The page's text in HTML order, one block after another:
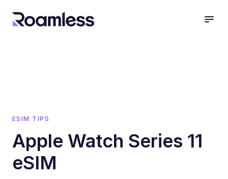
ESIM TIPS
Apple Watch Series 11
eSIM